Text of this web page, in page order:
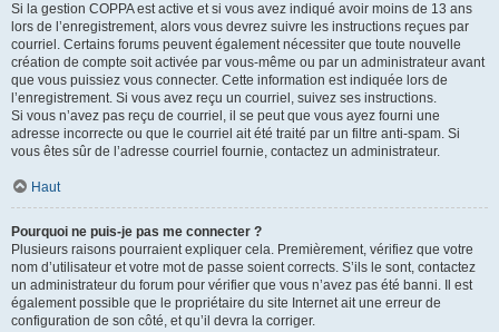
Si la gestion COPPA est active et si vous avez indiqué avoir moins de 13 ans
lors de l’enregistrement, alors vous devrez suivre les instructions reçues par
courriel. Certains forums peuvent également nécessiter que toute nouvelle
création de compte soit activée par vous-même ou par un administrateur avant
que vous puissiez vous connecter. Cette information est indiquée lors de
l’enregistrement. Si vous avez reçu un courriel, suivez ses instructions.
Si vous n’avez pas reçu de courriel, il se peut que vous ayez fourni une
adresse incorrecte ou que le courriel ait été traité par un filtre anti-spam. Si
vous êtes sûr de l’adresse courriel fournie, contactez un administrateur.
Haut
Pourquoi ne puis-je pas me connecter ?
Plusieurs raisons pourraient expliquer cela. Premièrement, vérifiez que votre
nom d’utilisateur et votre mot de passe soient corrects. S’ils le sont, contactez
un administrateur du forum pour vérifier que vous n’avez pas été banni. Il est
également possible que le propriétaire du site Internet ait une erreur de
configuration de son côté, et qu’il devra la corriger.